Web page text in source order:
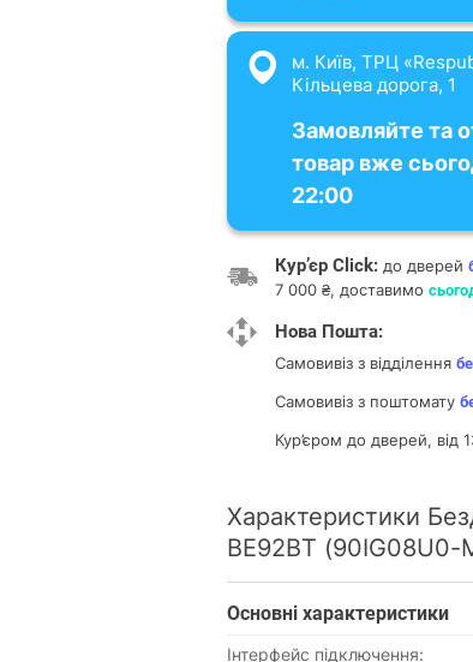
м. Київ, ТРЦ
Кільцева дорога, 1
Замовляйте та
товар вже
22:00
Кур’єр Click: до дверей
7 000 ₴, доставимо
Нова Пошта:
Самовивіз з відділення
Самовивіз з поштомату
Кур’єром до дверей, від
Характеристики
BE92BT (90IG08U0-
Основнi характеристики
Інтерфейс підключення: